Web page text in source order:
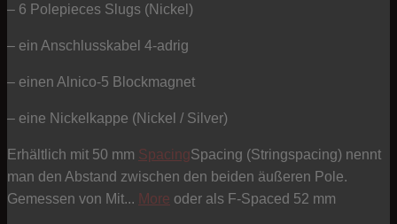
– 6 Polepieces Slugs (Nickel)
– ein Anschlusskabel 4-adrig
– einen Alnico-5 Blockmagnet
– eine Nickelkappe (Nickel / Silver)
Erhältlich mit 50 mm SpacingSpacing (Stringspacing) nennt
man den Abstand zwischen den beiden äußeren Pole.
Gemessen von Mit... More oder als F-Spaced 52 mm